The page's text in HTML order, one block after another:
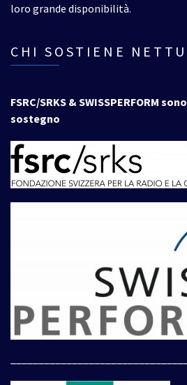
loro grande disponibilità.
CHI SOSTIENE
FSRC/SRKS & SWISSPERFORM
sostegno